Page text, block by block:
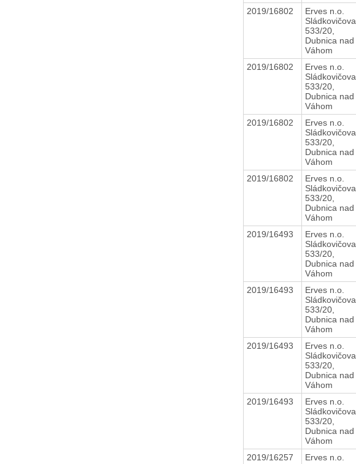
2019/16802
Erves n.o.
Sládkovičova
533/20,
Dubnica nad
Váhom
2019/16802
Erves n.o.
Sládkovičova
533/20,
Dubnica nad
Váhom
2019/16802
Erves n.o.
Sládkovičova
533/20,
Dubnica nad
Váhom
2019/16802
Erves n.o.
Sládkovičova
533/20,
Dubnica nad
Váhom
2019/16493
Erves n.o.
Sládkovičova
533/20,
Dubnica nad
Váhom
2019/16493
Erves n.o.
Sládkovičova
533/20,
Dubnica nad
Váhom
2019/16493
Erves n.o.
Sládkovičova
533/20,
Dubnica nad
Váhom
2019/16493
Erves n.o.
Sládkovičova
533/20,
Dubnica nad
Váhom
2019/16257
Erves n.o.